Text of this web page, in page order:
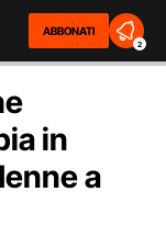
ABBONATI
2
in
a